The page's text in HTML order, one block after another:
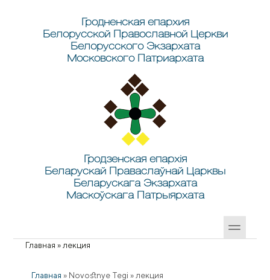
Гродненская епархия
Белорусской Православной Церкви
Белорусского Экзархата
Московского Патриархата
Гродзенская епархія
Беларускай Праваслаўнай Царквы
Беларускага Экзархата
Маскоўскага Патрыярхата
Главная » лекция
Главная » Novostnye Tegi » лекция